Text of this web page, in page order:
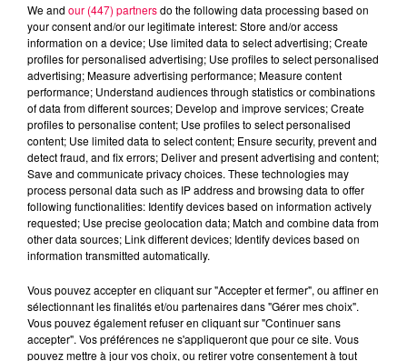
Neuf personnes passent une excellente soirée…
Et la dixième sert de buffet à volonté pour tous les
moustiques du quartier.
Mais pourquoi certains semblent-ils tellement les
attirer ?
Contrairement à ce qu'on entend souvent, ce n'est
pas parce que vous avez "le sang plus sucré". Les
moustiques ne goûtent même pas votre sang avant
de piquer !
En réalité, ils vous repèrent... avant même d'atterrir.
Leur premier indice, c'est le dioxyde de carbone que
vous expirez.
Plus vous en rejetez, plus vous devenez facile à
We and our (447) partnersdo the following data processing based on
your consent and/or our legitimate interest: Store and/or access
information on a device; Use limited data to select advertising; Create
profiles for personalised advertising; Use profiles to select personalised
advertising; Measure advertising performance; Measure content
performance; Understand audiences through statistics or combinations
of data from different sources; Develop and improve services; Create
profiles to personalise content; Use profiles to select personalised
content; Use limited data to select content; Ensure security, prevent and
detect fraud, and fix errors; Deliver and present advertising and content;
Save and communicate privacy choices. These technologies may
process personal data such as IP address and browsing data to offer
following functionalities: Identify devices based on information actively
requested; Use precise geolocation data; Match and combine data from
other data sources; Link different devices; Identify devices based on
information transmitted automatically.
Vous pouvez accepter en cliquant sur "Accepter et fermer", ou affiner en
sélectionnant les finalités et/ou partenaires dans "Gérer mes choix".
Vous pouvez également refuser en cliquant sur "Continuer sans
accepter". Vos préférences ne s'appliqueront que pour ce site. Vous
pouvez mettre à jour vos choix, ou retirer votre consentement à tout